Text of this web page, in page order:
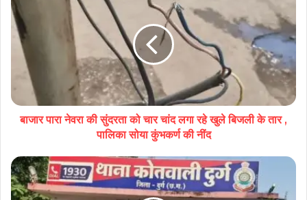
बाजार पारा नेवरा की सुंदरता को चार चांद लगा रहे खुले बिजली के तार ,
पालिका सोया कुंभकर्ण की नींद